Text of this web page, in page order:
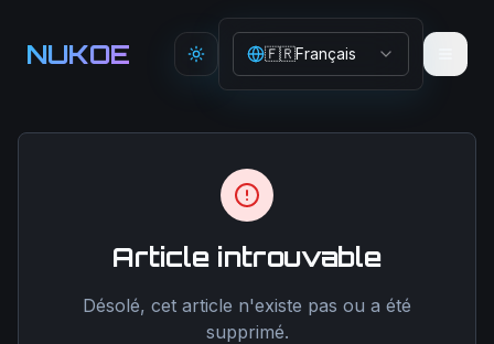
NUKOE Toggle theme
🇫🇷Français
Article introuvable
Désolé, cet article n'existe pas ou a été
supprimé.